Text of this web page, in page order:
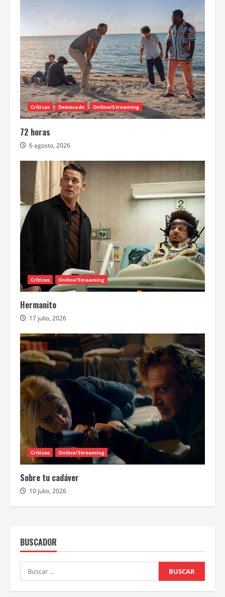
Críticas Destacado Online/Streaming
72 horas
6 agosto, 2026
Críticas Online/Streaming
Hermanito
17 julio, 2026
Críticas Online/Streaming
Sobre tu cadáver
10 julio, 2026
BUSCADOR
Buscar: